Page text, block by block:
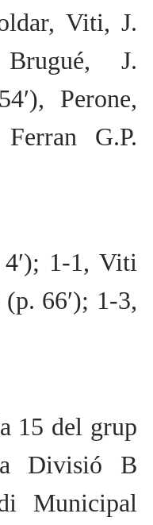
Viti, J.
J.
Perone,
G.P.
1-1, Viti
66′); 1-3,
15 del grup
Divisió B
Municipal